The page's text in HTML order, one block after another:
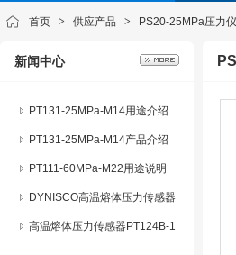
首页 > 供应产品 > PS20-25MPa压力
新闻中心
PT131-25MPa-M14用途介绍
PT131-25MPa-M14产品介绍
PT111-60MPa-M22用途说明
DYNISCO高温熔体压力传感器
系列产品特点及应用
高温熔体压力传感器PT124B-1